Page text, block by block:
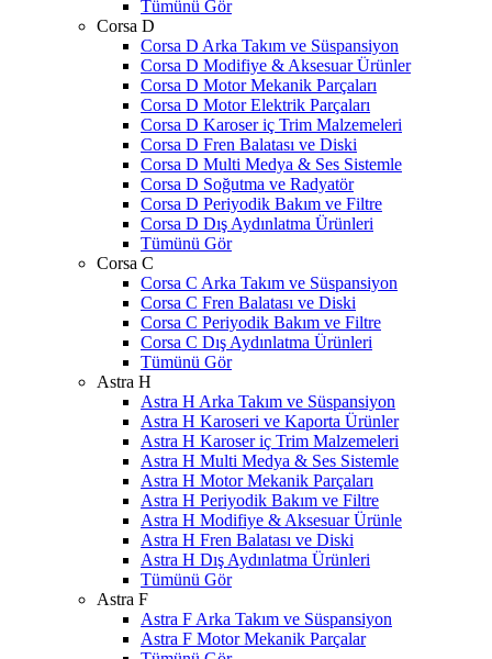
Tümünü Gör
Corsa D
Corsa D Arka Takım ve Süspansiyon
Corsa D Modifiye & Aksesuar Ürünler
Corsa D Motor Mekanik Parçaları
Corsa D Motor Elektrik Parçaları
Corsa D Karoser iç Trim Malzemeleri
Corsa D Fren Balatası ve Diski
Corsa D Multi Medya & Ses Sistemle
Corsa D Soğutma ve Radyatör
Corsa D Periyodik Bakım ve Filtre
Corsa D Dış Aydınlatma Ürünleri
Tümünü Gör
Corsa C
Corsa C Arka Takım ve Süspansiyon
Corsa C Fren Balatası ve Diski
Corsa C Periyodik Bakım ve Filtre
Corsa C Dış Aydınlatma Ürünleri
Tümünü Gör
Astra H
Astra H Arka Takım ve Süspansiyon
Astra H Karoseri ve Kaporta Ürünler
Astra H Karoser iç Trim Malzemeleri
Astra H Multi Medya & Ses Sistemle
Astra H Motor Mekanik Parçaları
Astra H Periyodik Bakım ve Filtre
Astra H Modifiye & Aksesuar Ürünle
Astra H Fren Balatası ve Diski
Astra H Dış Aydınlatma Ürünleri
Tümünü Gör
Astra F
Astra F Arka Takım ve Süspansiyon
Astra F Motor Mekanik Parçalar